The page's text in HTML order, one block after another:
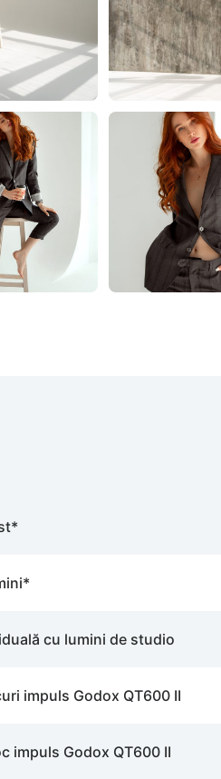
cu lumini de studio
impuls Godox QT600 II
impuls Godox QT600 II